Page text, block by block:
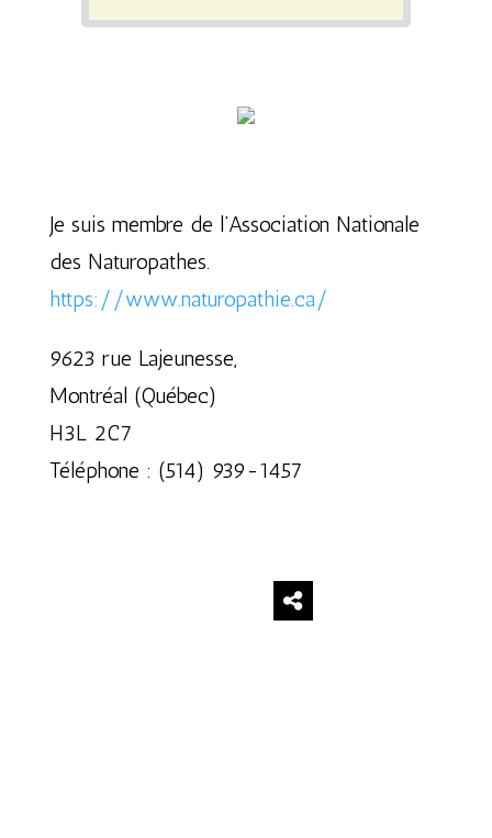
Je suis membre de l’Association Nationale
des Naturopathes.
https://www.naturopathie.ca/
9623 rue Lajeunesse,
Montréal (Québec)
H3L 2C7
Téléphone : (514) 939-1457